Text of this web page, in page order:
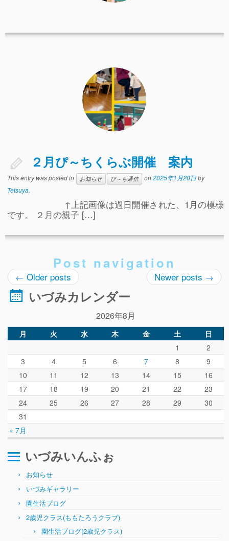
２月ぴ～ちくらぶ開催 案内
This entry was posted in お知らせ ぴ～ち通信 on2025年1月20日by
Tetsuya.
↑上記画像は過日開催された、1月の模様
です。 ２月の親子 […]
Post navigation
← Older posts Newer posts →
いづみカレンダー
2026年8月
月 火 水 木 金 土 日
« 7月
1
2
3
4 5 6 7 8
9
10
11 12 13 14 15
16
17
18 19 20 21 22
23
24
25 26 27 28 29
30
31
いづみいんふぉ
お知らせ
いづみギャラリー
園生活ブログ
2歳児クラス(ももたろうクラブ)
園生活ブログ(2歳児クラス)